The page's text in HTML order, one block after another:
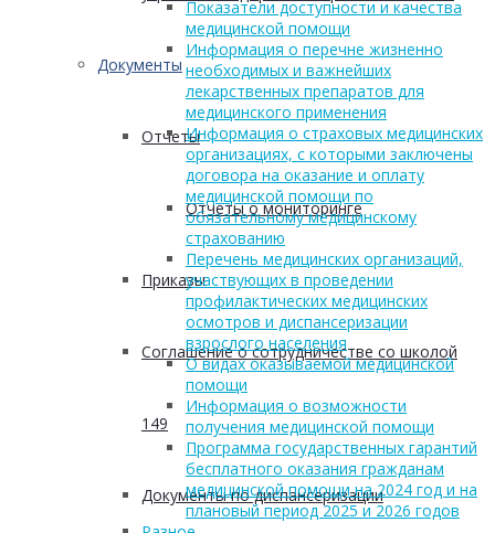
Документы
Отчеты
Отчеты о мониторинге
Приказы
Соглашение о сотрудничестве со школой
149
Документы по диспансеризации
Показатели доступности и качества
медицинской помощи
Информация о перечне жизненно
необходимых и важнейших
лекарственных препаратов для
медицинского применения
Информация о страховых медицинских
организациях, с которыми заключены
договора на оказание и оплату
медицинской помощи по
обязательному медицинскому
страхованию
Перечень медицинских организаций,
участвующих в проведении
профилактических медицинских
осмотров и диспансеризации
взрослого населения
О видах оказываемой медицинской
помощи
Информация о возможности
получения медицинской помощи
Программа государственных гарантий
бесплатного оказания гражданам
медицинской помощи на 2024 год и на
плановый период 2025 и 2026 годов